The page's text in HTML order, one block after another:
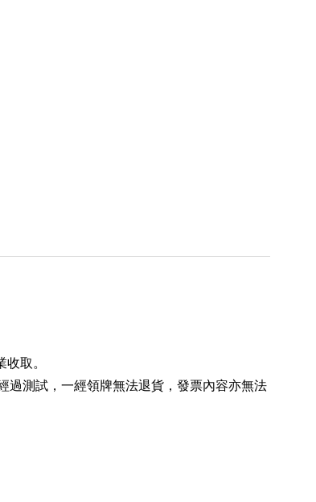
取。
過測試，一經領牌無法退貨，發票內容亦無法